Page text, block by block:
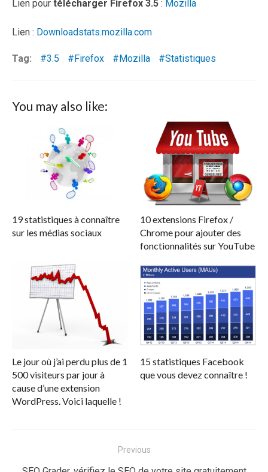
Lien pour télécharger Firefox 3.5 : Mozilla
Lien : Downloadstats.mozilla.com
Tag: 3.5 Firefox Mozilla Statistiques
You may also like:
19 statistiques à connaître
sur les médias sociaux
10 extensions Firefox /
Chrome pour ajouter des
fonctionnalités sur YouTube
Le jour où j’ai perdu plus de 1
500 visiteurs par jour à
cause d’une extension
WordPress. Voici laquelle !
15 statistiques Facebook
que vous devez connaître !
de
Previous